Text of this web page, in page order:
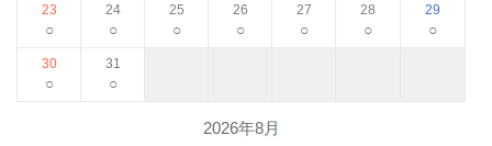
2026年8月
23
○
24
○
25
○
26
○
27
○
28
○
29
○
30
○
31
○